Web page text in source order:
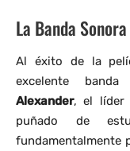
La Banda Sonora
Al éxito de la
excelente
Alexander, el líder
puñado de
fundamentalmente